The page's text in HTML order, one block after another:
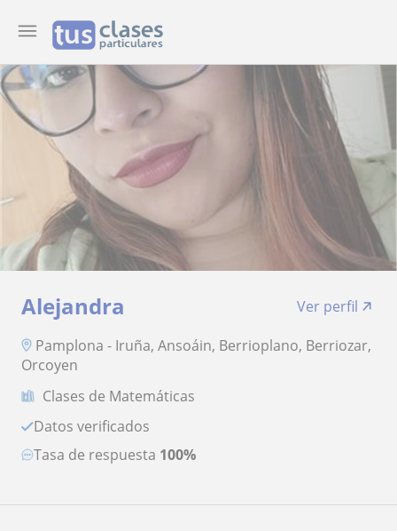
Alejandra
Ver perfil
Pamplona - Iruña, Ansoáin, Berrioplano, Berriozar,
Orcoyen
Clases de Matemáticas
Datos verificados
Tasa de respuesta 100%